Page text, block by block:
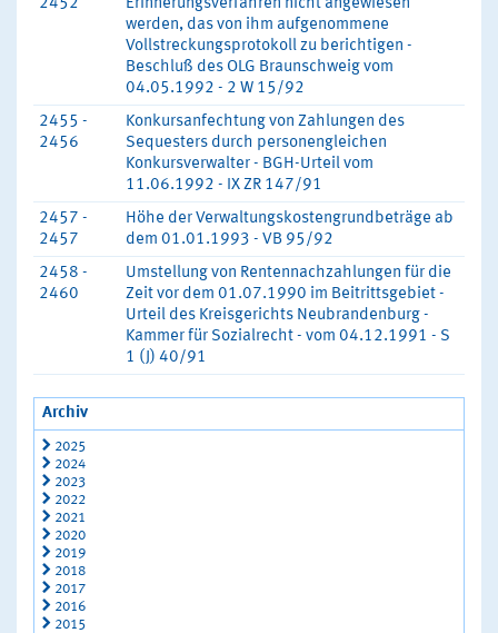
2452
Erinnerungsverfahren nicht angewiesen
werden, das von ihm aufgenommene
Vollstreckungsprotokoll zu berichtigen -
Beschluß des OLG Braunschweig vom
04.05.1992 - 2 W 15/92
2455 -
2456
Konkursanfechtung von Zahlungen des
Sequesters durch personengleichen
Konkursverwalter - BGH-Urteil vom
11.06.1992 - IX ZR 147/91
2457 -
2457
Höhe der Verwaltungskostengrundbeträge ab
dem 01.01.1993 - VB 95/92
2458 -
2460
Umstellung von Rentennachzahlungen für die
Zeit vor dem 01.07.1990 im Beitrittsgebiet -
Urteil des Kreisgerichts Neubrandenburg -
Kammer für Sozialrecht - vom 04.12.1991 - S
1 (J) 40/91
Archiv
2025
2024
2023
2022
2021
2020
2019
2018
2017
2016
2015